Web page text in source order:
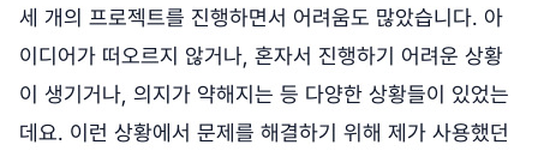
세 개의 프로젝트를 진행하면서 어려움도 많았습니다. 아
이디어가 떠오르지 않거나, 혼자서 진행하기 어려운 상황
이 생기거나, 의지가 약해지는 등 다양한 상황들이 있었는
데요. 이런 상황에서 문제를 해결하기 위해 제가 사용했던